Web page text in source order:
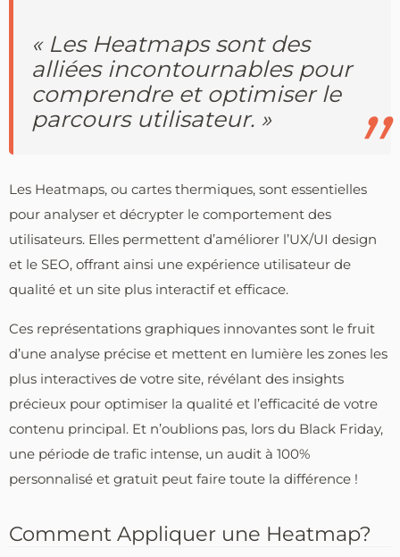
« Les Heatmaps sont des
alliées incontournables pour
comprendre et optimiser le
parcours utilisateur. »
Les Heatmaps, ou cartes thermiques, sont essentielles
pour analyser et décrypter le comportement des
utilisateurs. Elles permettent d’améliorer l’UX/UI design
et le SEO, offrant ainsi une expérience utilisateur de
qualité et un site plus interactif et efficace.
Ces représentations graphiques innovantes sont le fruit
d’une analyse précise et mettent en lumière les zones les
plus interactives de votre site, révélant des insights
précieux pour optimiser la qualité et l’efficacité de votre
contenu principal. Et n’oublions pas, lors du Black Friday,
une période de trafic intense, un audit à 100%
personnalisé et gratuit peut faire toute la différence !
Comment Appliquer une Heatmap?